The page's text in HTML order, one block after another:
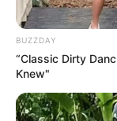
BUZZDAY
“Classic Dirty
Knew"